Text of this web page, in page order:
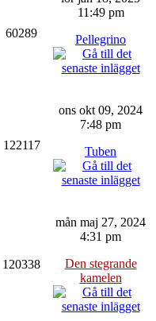
60289
11:49 pm
Pellegrino
122117
ons okt 09, 2024
7:48 pm
Tuben
120338
mån maj 27, 2024
4:31 pm
Den stegrande
kamelen